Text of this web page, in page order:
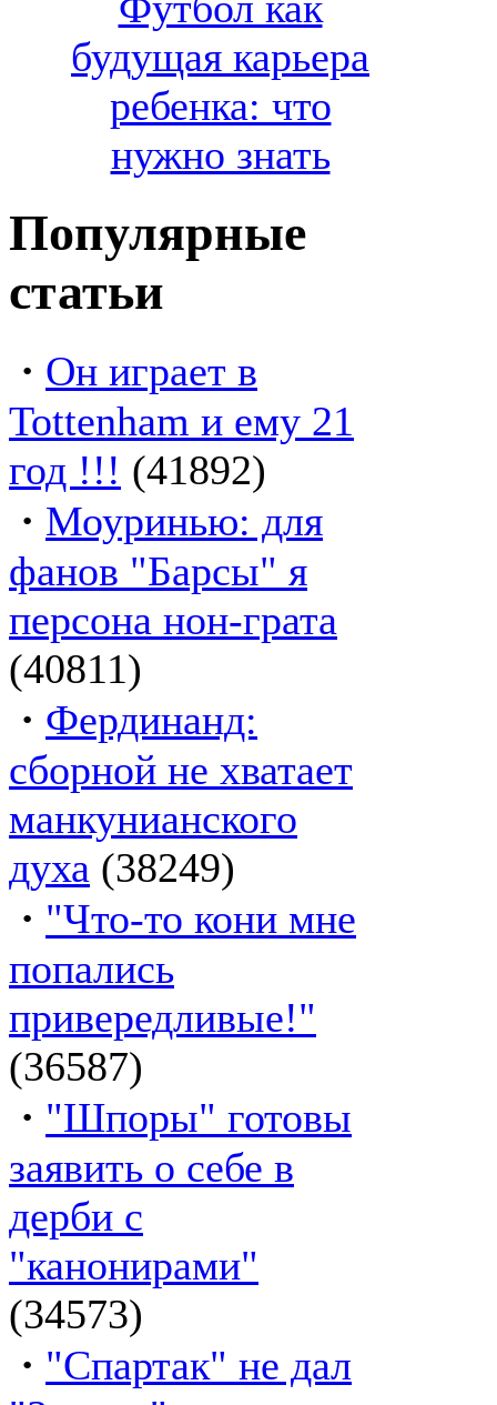
будущая карьера
ребенка: что
нужно знать
Популярные
статьи
· Он играет в
Tottenham и ему 21
год !!! (41892)
· Моуринью: для
фанов "Барсы" я
персона нон-грата
(40811)
· Фердинанд:
сборной не хватает
манкунианского
духа (38249)
· "Что-то кони мне
попались
привередливые!"
(36587)
· "Шпоры" готовы
заявить о себе в
дерби с
"канонирами"
(34573)
· "Спартак" не дал